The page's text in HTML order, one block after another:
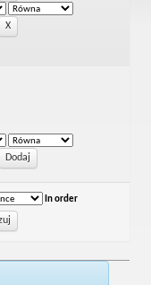
In order